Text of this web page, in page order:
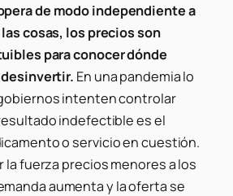
de modo independiente a
cosas, los precios son
para conocer dónde
En una pandemia lo
intenten controlar
indefectible es el
o servicio en cuestión.
la fuerza precios menores a los
aumenta y la oferta se